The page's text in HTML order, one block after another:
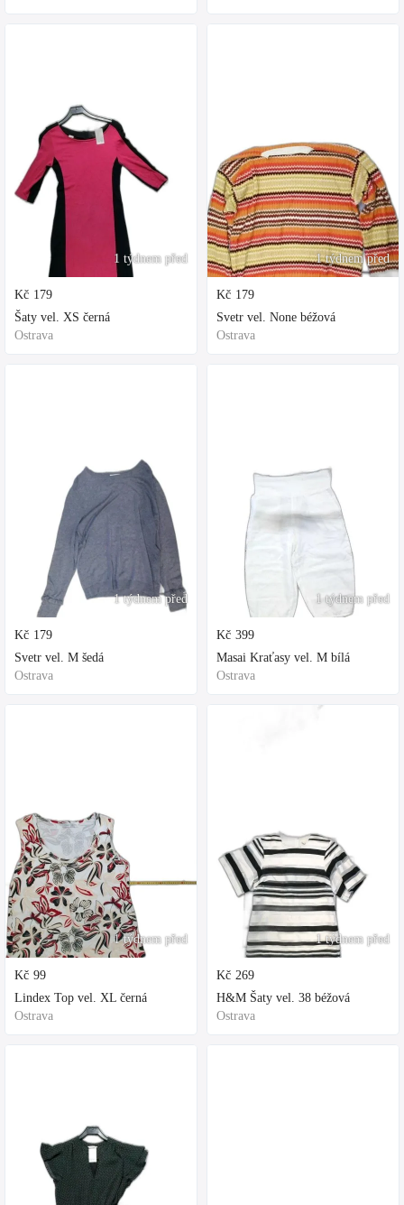
1 týdnem před
Kč 179
Šaty vel. XS černá
Ostrava
1 týdnem před
Kč 179
Svetr vel. M šedá
Ostrava
1 týdnem před
Kč 99
Lindex Top vel. XL černá
Ostrava
1 týdnem před
Kč 179
Svetr vel. None béžová
Ostrava
1 týdnem před
Kč 399
Masai Kraťasy vel. M bílá
Ostrava
1 týdnem před
Kč 269
H&M Šaty vel. 38 béžová
Ostrava